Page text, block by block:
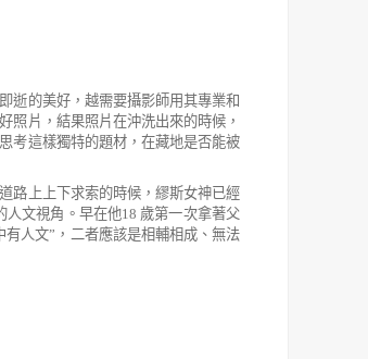
逝的美好，越需要攝影師用其專業和
照片，結果照片在沖洗出來的時候，
考這樣獨特的題材，在藏地是否能被
路上上下求索的時候，繆斯女神已經
人文視角。早在他18歲第一次拿著父
有人文” ，二者應該是相輔相成、無法